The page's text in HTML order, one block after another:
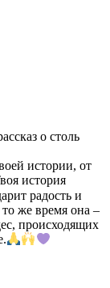
о столь
истории, от
история
радость и
же время она –
происходящих